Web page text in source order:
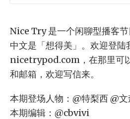
Nice Try 是一个闲聊型播客
中文是「想得美」。欢迎登陆
nicetrypod.com，在那里可
和邮箱，欢迎写信来。
本期登场人物：@特梨西 @
本期编辑：@cbvivi